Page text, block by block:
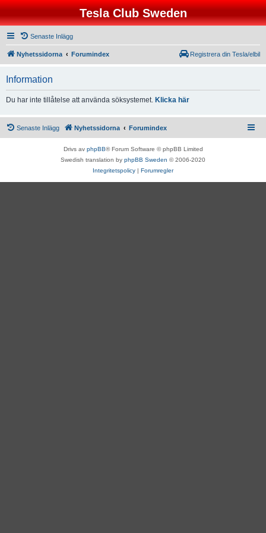
Tesla Club Sweden
Senaste Inlägg
Nyhetssidorna Forumindex Registrera din Tesla/elbil
Information
Du har inte tillåtelse att använda söksystemet. Klicka här
Senaste Inlägg Nyhetssidorna Forumindex
Drivs av phpBB® Forum Software © phpBB Limited
Swedish translation by phpBB Sweden © 2006-2020
Integritetspolicy | Forumregler